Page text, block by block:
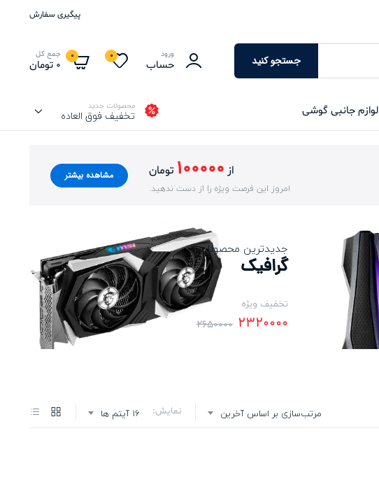
پیگیری سفارش
جستجو کنید ورود
حساب
0
0 جمع کل
0 تومان
لوازم جانبی گوشی محصولات جدید
تخفیف فوق العاده
از 100000 تومان
امروز این فرصت ویژه را از دست ندهید.
مشاهده بیشتر
جدیدترین محصولات
گرافیک
تخفیف ویژه
2650000 2320000
مرتب‌سازی بر اساس آخرین نمایش: 16 آیتم ها